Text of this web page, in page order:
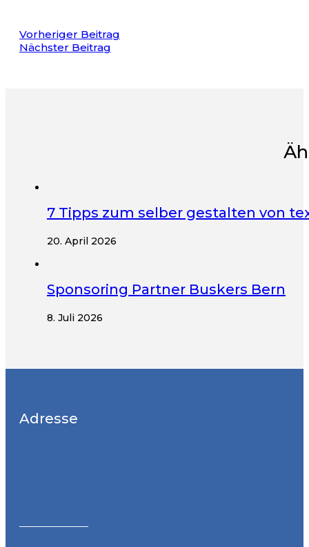
Vorheriger Beitrag
Nächster Beitrag
7 Tipps zum selber gestalten von
20. April 2026
Sponsoring Partner Buskers Bern
8. Juli 2026
Adresse